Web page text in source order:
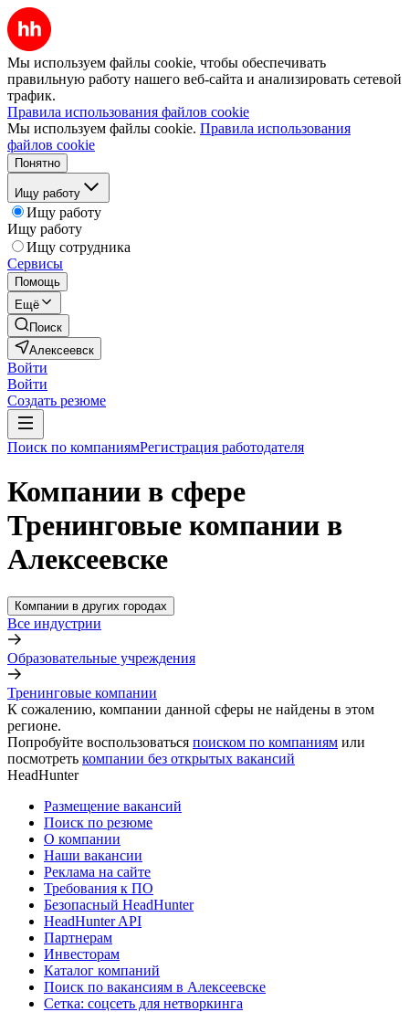
Мы используем файлы cookie, чтобы обеспечивать
правильную работу нашего веб-сайта и анализировать сетевой
трафик.
Правила использования файлов cookie
Мы используем файлы cookie. Правила использования
файлов cookie
Понятно
Ищу работу
Ищу работу
Ищу работу
Ищу сотрудника
Сервисы
Помощь
Ещё
Поиск
Алексеевск
Войти
Войти
Создать резюме
Поиск по компаниямРегистрация работодателя
Компании в сфере
Тренинговые компании в
Алексеевске
Компании в других городах
Все индустрии
Образовательные учреждения
Тренинговые компании
К сожалению, компании данной сферы не найдены в этом
регионе.
Попробуйте воспользоваться поиском по компаниям или
посмотреть компании без открытых вакансий
HeadHunter
Размещение вакансий
Поиск по резюме
О компании
Наши вакансии
Реклама на сайте
Требования к ПО
Безопасный HeadHunter
HeadHunter API
Партнерам
Инвесторам
Каталог компаний
Поиск по вакансиям в Алексеевске
Сетка: соцсеть для нетворкинга